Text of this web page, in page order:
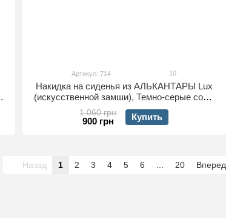
Артикул: 714 10
Накидка на сиденья из АЛЬКАНТАРЫ Lux
(искусственной замши), Темно-серые соты
с серой нитью, Премиум+, 1 передняя
1 060 грн
900 грн Купить
Назад 1 2 3 4 5 6 20 Вперед